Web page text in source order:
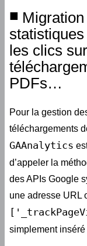
les clics
PDFs…
Pour la gestion
téléchargements
GAAnalytics
d’appeler la
des APIs Google
une adresse URL
simplement inséré